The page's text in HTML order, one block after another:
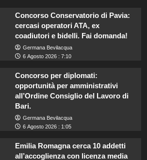
Concorso Conservatorio di Pavia:
cercasi operatori ATA, ex
coadiutori e bidelli. Fai domanda!
Germana Bevilacqua
6 Agosto 2026 : 7:10
Concorso per diplomati:
opportunità per amministrativi
all’Ordine Consiglio del Lavoro di
Bari.
Germana Bevilacqua
6 Agosto 2026 : 1:05
Emilia Romagna cerca 10 addetti
all’accoglienza con licenza media